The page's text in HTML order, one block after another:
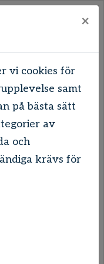
har sitt
×
vi cookies för
samt
på bästa sätt
av
och
krävs för